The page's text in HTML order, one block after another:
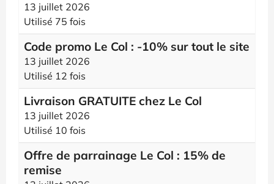
13 juillet 2026
Utilisé 75 fois
Code promo Le Col : -10% sur tout le site
13 juillet 2026
Utilisé 12 fois
Livraison GRATUITE chez Le Col
13 juillet 2026
Utilisé 10 fois
Offre de parrainage Le Col : 15% de
remise